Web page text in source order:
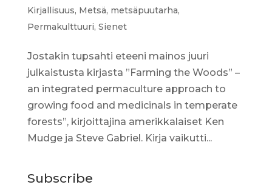
Kirjallisuus, Metsä, metsäpuutarha,
Permakulttuuri, Sienet
Jostakin tupsahti eteeni mainos juuri
julkaistusta kirjasta ”Farming the Woods” –
an integrated permaculture approach to
growing food and medicinals in temperate
forests”, kirjoittajina amerikkalaiset Ken
Mudge ja Steve Gabriel. Kirja vaikutti...
Subscribe